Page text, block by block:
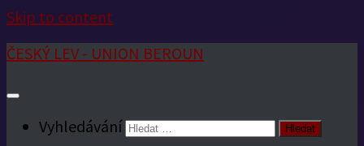
Skip to content
ČESKÝ LEV - UNION BEROUN
Vyhledávání